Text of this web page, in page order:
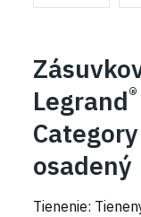
Legrand®
osadený
Tienenie: